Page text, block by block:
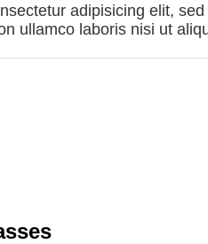
adipisicing elit,
ullamco laboris nisi ut